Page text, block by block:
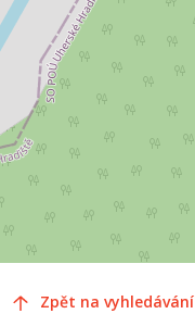
Zpět na vyhledávání